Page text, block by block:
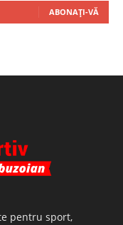
ABONAȚI-VĂ
pentru sport,